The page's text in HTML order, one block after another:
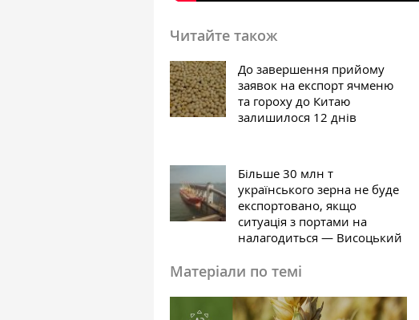
Читайте також
До завершення прийому
заявок на експорт ячменю
та гороху до Китаю
залишилося 12 днів
Більше 30 млн т
українського зерна не буде
експортовано, якщо
ситуація з портами на
налагодиться — Висоцький
Матеріали по темі